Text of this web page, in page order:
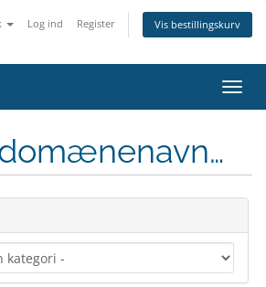
Log ind Register Vis bestillingskurv